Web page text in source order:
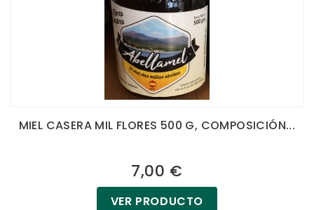
MIEL CASERA MIL FLORES 500 G, COMPOSICIÓN...
7,00 €
VER PRODUCTO